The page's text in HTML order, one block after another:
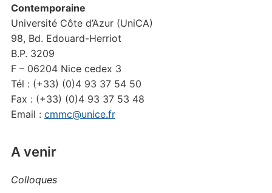
Contemporaine
Université Côte d’Azur (UniCA)
98, Bd. Edouard-Herriot
B.P. 3209
F – 06204 Nice cedex 3
Tél : (+33) (0)4 93 37 54 50
Fax : (+33) (0)4 93 37 53 48
Email : cmmc@unice.fr
A venir
Colloques